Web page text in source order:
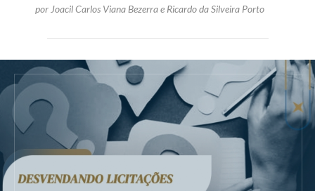
por Joacil Carlos Viana Bezerrae Ricardo da Silveira Porto